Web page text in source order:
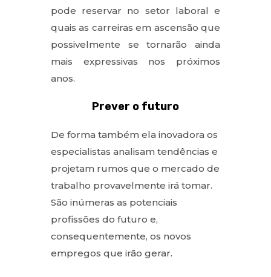
pode reservar no setor laboral e
quais as carreiras em ascensão que
possivelmente se tornarão ainda
mais expressivas nos próximos
anos.
Prever o futuro
De forma também ela inovadora os
especialistas analisam tendências e
projetam rumos que o mercado de
trabalho provavelmente irá tomar.
São inúmeras as potenciais
profissões do futuro e,
consequentemente, os novos
empregos que irão gerar.